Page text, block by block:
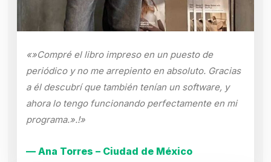
«»Compré el libro impreso en un puesto de
periódico y no me arrepiento en absoluto. Gracias
a él descubrí que también tenían un software, y
ahora lo tengo funcionando perfectamente en mi
programa.».!»
— Ana Torres – Ciudad de México